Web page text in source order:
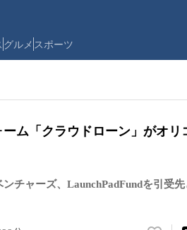
グルメ スポーツ
ム「クラウドローン」がオリ
チャーズ、LaunchPadFundを引受